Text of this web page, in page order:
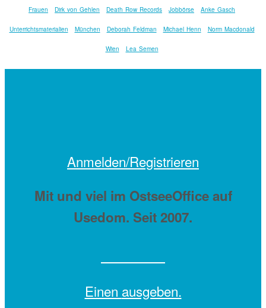
Frauen Dirk von Gehlen Death Row Records Jobbörse Anke Gasch
Unterrichtsmaterialien München Deborah Feldman Michael Henn Norm Macdonald
Wien Lea Semen
Anmelden/Registrieren
Mit und viel im OstseeOffice auf
Usedom. Seit 2007.
Einen ausgeben.